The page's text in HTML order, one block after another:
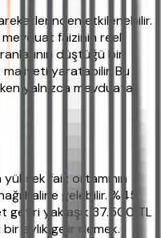
etkilenebilir.
mevduat faizinin reel
düştüğü bir
maliyeti yaratabilir. Bu
yalnızca mevduata
yüksek faiz ortamının
haline gelebilir. %45
getiri yaklaşık 37.500 TL
aylık gelir demek.